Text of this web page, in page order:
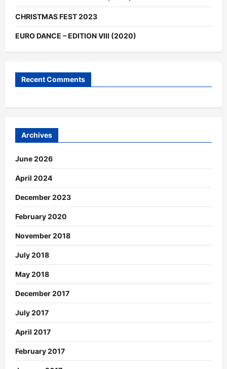
CHRISTMAS FEST 2023
EURO DANCE – EDITION VIII (2020)
Recent Comments
Archives
June 2026
April 2024
December 2023
February 2020
November 2018
July 2018
May 2018
December 2017
July 2017
April 2017
February 2017